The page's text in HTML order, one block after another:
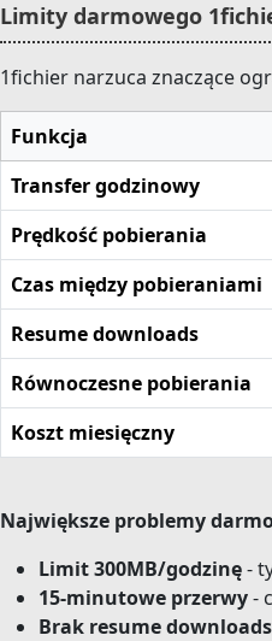
Limity darmowego
1fichier narzuca znaczące
Funkcja
Transfer godzinowy
Prędkość pobierania
Czas między pobieraniami
Resume downloads
Równoczesne pobierania
Koszt miesięczny
Największe problemy
Limit 300MB/godzinę-
15-minutowe przerwy-
Brak resume downloads